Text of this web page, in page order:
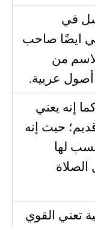
في
ايضًا صاحب
من
أصول عربية.
إنه يعني
حيث إنه
لها
تعني القوي